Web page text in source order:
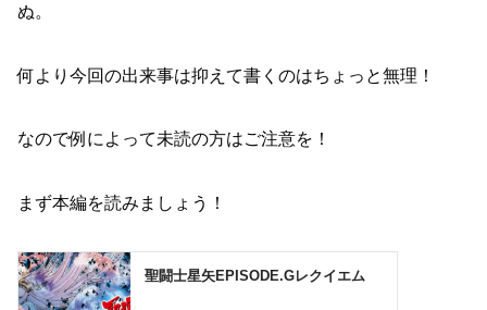
ぬ。
何より今回の出来事は抑えて書くのはちょっと無理！
なので例によって未読の方はご注意を！
まず本編を読みましょう！